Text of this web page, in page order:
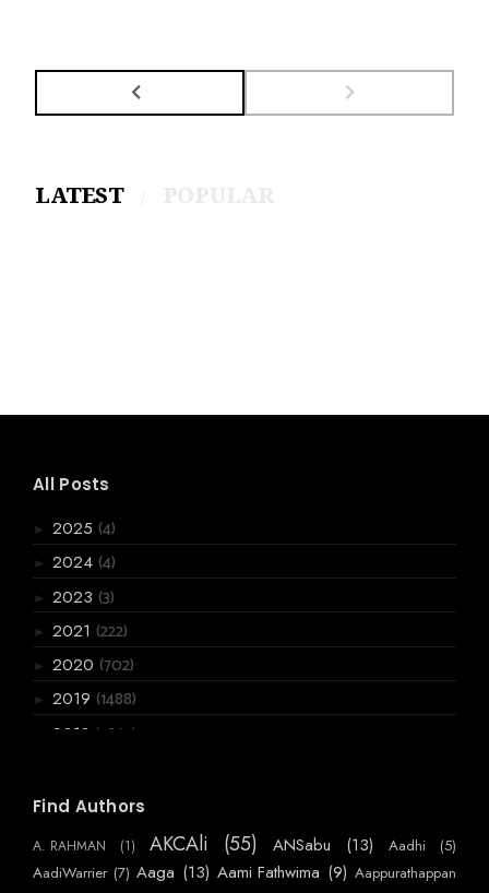
LATEST
All Posts
► 2025 (4)
► 2024 (4)
► 2023 (3)
► 2021 (222)
► 2020 (702)
► 2019 (1488)
2018 (3867)
► November
(199)
► September(361)
Find Authors
A. RAHMAN (1) AKCAli (55) ANSabu (13) Aadhi
(5)
AadiWarrier (7) Aaga (13) Aami Fathwima (9) Aappurathappan